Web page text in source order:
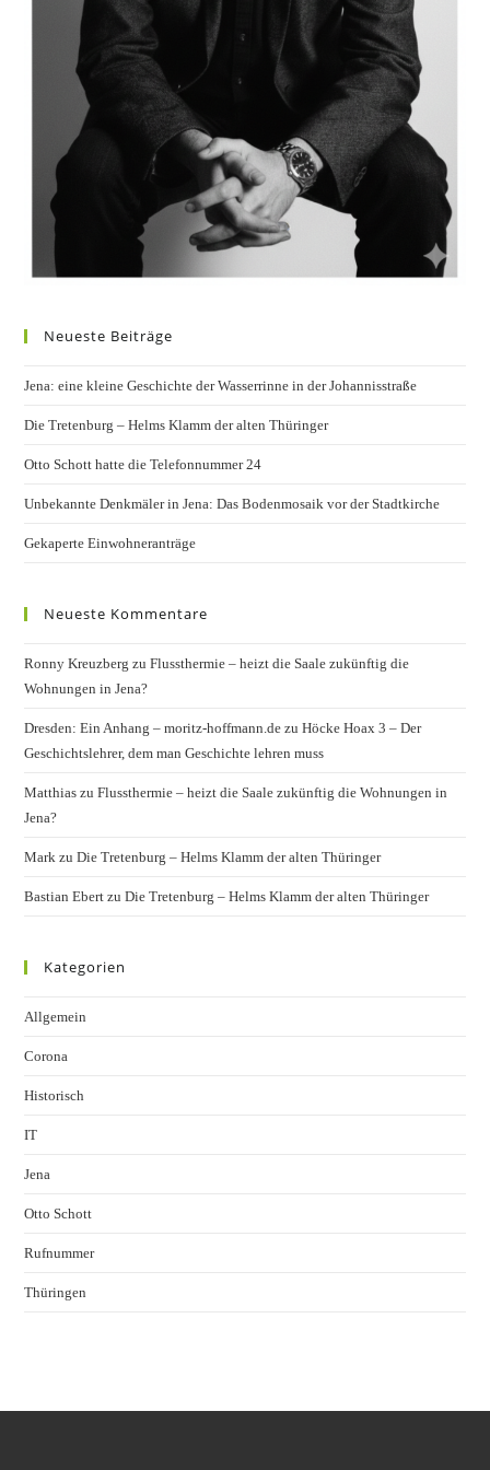
Neueste Beiträge
Jena: eine kleine Geschichte der Wasserrinne in der Johannisstraße
Die Tretenburg – Helms Klamm der alten Thüringer
Otto Schott hatte die Telefonnummer 24
Unbekannte Denkmäler in Jena: Das Bodenmosaik vor der Stadtkirche
Gekaperte Einwohneranträge
Neueste Kommentare
Ronny Kreuzberg zuFlussthermie – heizt die Saale zukünftig die
Wohnungen in Jena?
Dresden: Ein Anhang – moritz-hoffmann.de zuHöcke Hoax 3 – Der
Geschichtslehrer, dem man Geschichte lehren muss
Matthias zuFlussthermie – heizt die Saale zukünftig die Wohnungen in
Jena?
Mark zuDie Tretenburg – Helms Klamm der alten Thüringer
Bastian Ebert zuDie Tretenburg – Helms Klamm der alten Thüringer
Kategorien
Allgemein
Corona
Historisch
IT
Jena
Otto Schott
Rufnummer
Thüringen